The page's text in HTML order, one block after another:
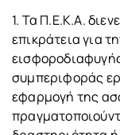
1. Τα Π.Ε.Κ.Α.
επικράτεια για
συμπεριφοράς
εφαρμογή της